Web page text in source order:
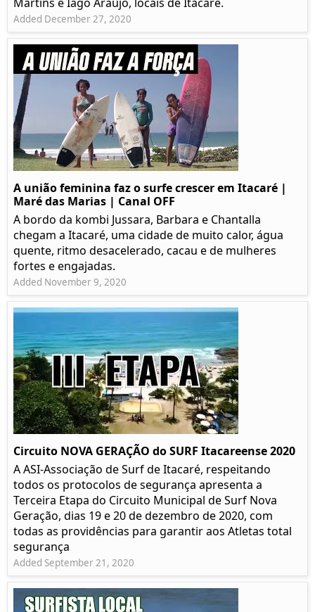
Added December 27, 2020
A união feminina faz o surfe crescer em Itacaré |
Maré das Marias | Canal OFF
A bordo da kombi Jussara, Barbara e Chantalla
chegam a Itacaré, uma cidade de muito calor, água
quente, ritmo desacelerado, cacau e de mulheres
fortes e engajadas.
Added November 9, 2020
Circuito NOVA GERAÇÃO do SURF Itacareense 2020
A ASI-Associação de Surf de Itacaré, respeitando
todos os protocolos de segurança apresenta a
Terceira Etapa do Circuito Municipal de Surf Nova
Geração, dias 19 e 20 de dezembro de 2020, com
todas as providências para garantir aos Atletas total
segurança
Added September 21, 2020